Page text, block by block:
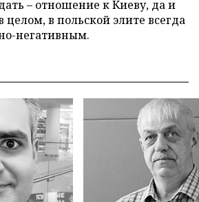
– отношение к Киеву, да и
в польской элите всегда
негативным.